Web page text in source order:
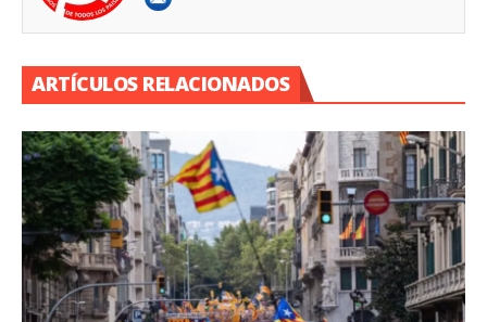
ARTÍCULOS RELACIONADOS